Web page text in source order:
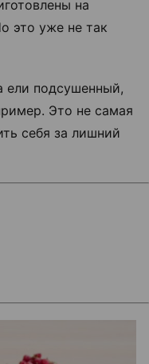
на
это уже не так
ели подсушенный,
Это не самая
себя за лишний